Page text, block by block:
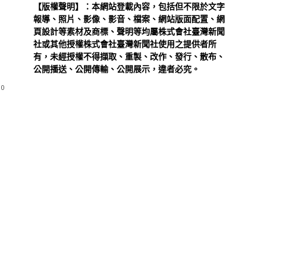
0
【版權聲明】：本網站登載內容，包括但不限於文字
報導、照片、影像、影音、檔案、網站版面配置、網
頁設計等素材及商標、聲明等均屬株式會社臺灣新聞
社或其他授權株式會社臺灣新聞社使用之提供者所
有，未經授權不得擷取、重製、改作、發行、散布、
公開播送、公開傳輸、公開展示，違者必究。